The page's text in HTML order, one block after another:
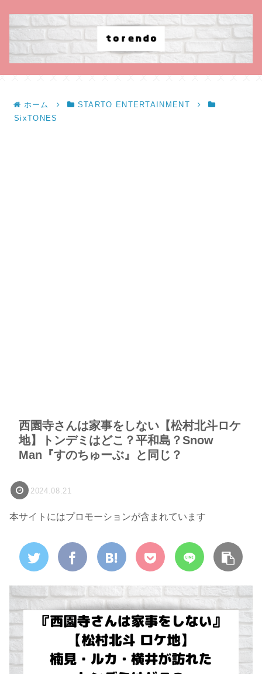
ホーム
STARTO ENTERTAINMENT
SixTONES
西園寺さんは家事をしない【松村北斗ロケ
地】トンデミはどこ？平和島？Snow
Man『すのちゅーぶ』と同じ？
2024.08.21
本サイトにはプロモーションが含まれています